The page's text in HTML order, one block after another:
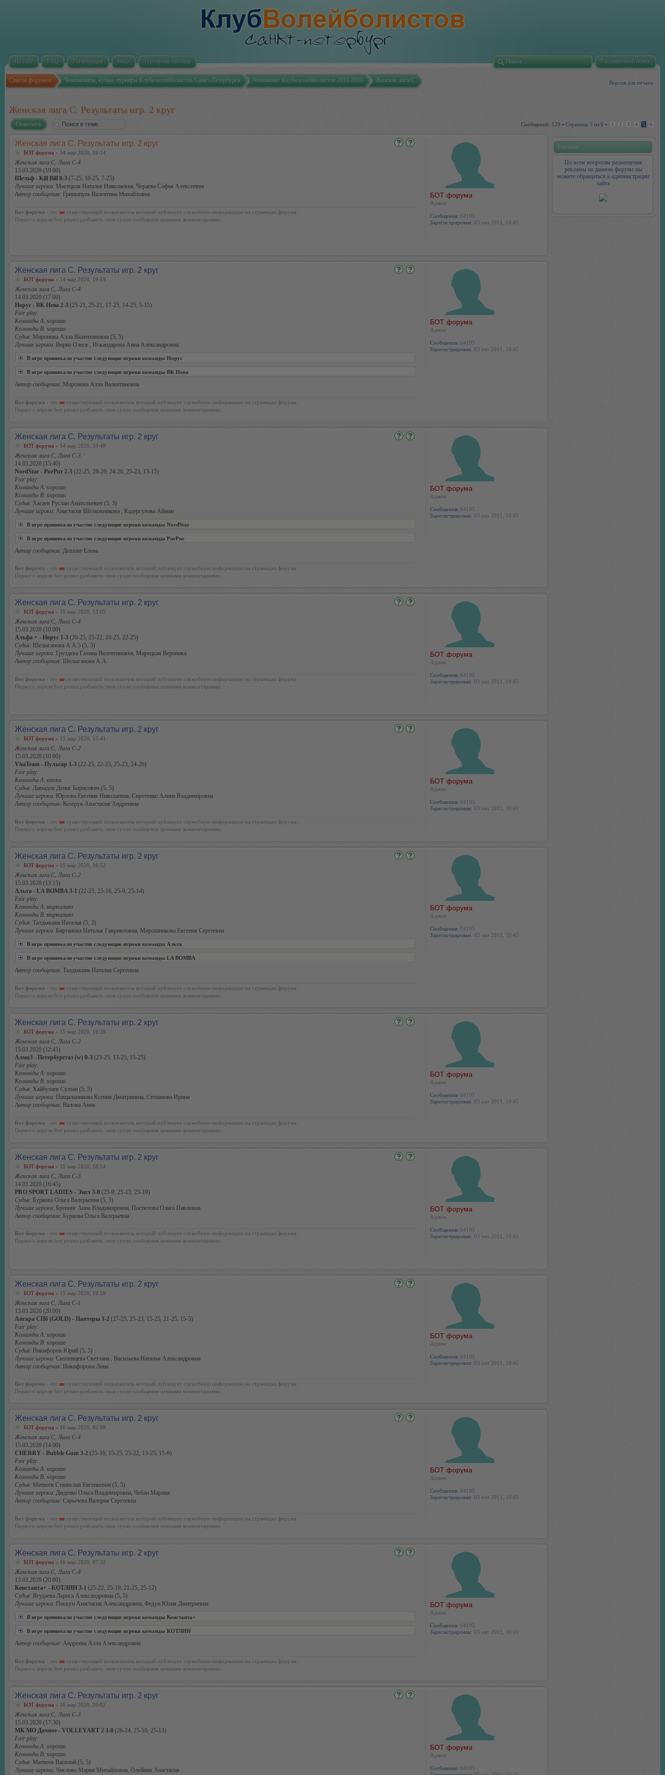
Расширенный поиск
На сайт FAQ Регистрация Вход Турнирная таблица
Версия для печати
Список форумов Чемпионаты, кубки, турниры Клуба волейболистов Санкт-Петербурга Чемпионат Клуба волейболистов 2019-2020 Женская лига С
Женская лига С. Результаты игр. 2 круг
Ответить Сообщений: 129 • Страница 5 из 6 • 1 2 3 4 5 6
Женская лига С. Результаты игр. 2 круг
БОТ форума » 14 мар 2020, 10:14
Женская лига С, Лига С-4
13.03.2020 (19:00)
Шельф - Kill Bill 0-3 (7-25, 10-25, 7-25)
Лучшие игроки: Мисецкая Наталья Николаевна, Чераева Софья Алексеевна
Автор сообщения: Гриншпуль Валентина Михайловна
Бот форума - это не существующий пользователь который публикует служебную информацию на страницах форума.
Первого апреля бот решил разбавить свои сухие сообщения ценными комментариями.
БОТ форума
Админ
Сообщения: 64195
Зарегистрирован: 03 окт 2011, 10:45
Женская лига С. Результаты игр. 2 круг
БОТ форума » 14 мар 2020, 19:19
Женская лига С, Лига С-4
14.03.2020 (17:00)
Норус - ВК Нева 2-3 (25-21, 25-21, 17-25, 14-25, 5-15)
Fair play:
Команды А: хорошо
Команды В: хорошо
Судья: Миронова Алла Валентиновна (5, 5)
Лучшие игроки: Вирко Олеся , Искандарова Анна Александровна
В игре принимали участие следующие игроки команды Норус
В игре принимали участие следующие игроки команды ВК Нева
Автор сообщения: Миронова Алла Валентиновна
Бот форума - это не существующий пользователь который публикует служебную информацию на страницах форума.
Первого апреля бот решил разбавить свои сухие сообщения ценными комментариями.
БОТ форума
Админ
Сообщения: 64195
Зарегистрирован: 03 окт 2011, 10:45
Женская лига С. Результаты игр. 2 круг
БОТ форума » 14 мар 2020, 19:48
Женская лига С, Лига С-3
14.03.2020 (15:40)
NordStar - PurPur 2-3 (22-25, 28-26, 24-26, 25-23, 13-15)
Fair play:
Команды А: хорошо
Команды В: хорошо
Судья: Хасаев Руслан Анатольевич (5, 3)
Лучшие игроки: Анастасия Шелковникова , Кадергулова Айман
В игре принимали участие следующие игроки команды NordStar
В игре принимали участие следующие игроки команды PurPur
Автор сообщения: Дешпит Елена
Бот форума - это не существующий пользователь который публикует служебную информацию на страницах форума.
Первого апреля бот решил разбавить свои сухие сообщения ценными комментариями.
БОТ форума
Админ
Сообщения: 64195
Зарегистрирован: 03 окт 2011, 10:45
Женская лига С. Результаты игр. 2 круг
БОТ форума » 15 мар 2020, 13:05
Женская лига С, Лига С-4
15.03.2020 (10:00)
Альфа + - Норус 1-3 (20-25, 25-22, 10-25, 22-25)
Судья: Шелыганова А.А.5 (5, 5)
Лучшие игроки: Груздева Галина Валентиновна, Мирецкая Вероника
Автор сообщения: Шелыганова А.А.
Бот форума - это не существующий пользователь который публикует служебную информацию на страницах форума.
Первого апреля бот решил разбавить свои сухие сообщения ценными комментариями.
БОТ форума
Админ
Сообщения: 64195
Зарегистрирован: 03 окт 2011, 10:45
Женская лига С. Результаты игр. 2 круг
БОТ форума » 15 мар 2020, 15:41
Женская лига С, Лига С-2
15.03.2020 (10:00)
VitaTeam - Пульсар 1-3 (22-25, 22-25, 25-23, 24-26)
Fair play:
Команды А: плохо
Судья: Давыдов Денис Борисович (5, 5)
Лучшие игроки: Юрлова Евгения Николаевна, Сиротенко Алина Владимировна
Автор сообщения: Козерук Анастасия Андреевна
Бот форума - это не существующий пользователь который публикует служебную информацию на страницах форума.
Первого апреля бот решил разбавить свои сухие сообщения ценными комментариями.
БОТ форума
Админ
Сообщения: 64195
Зарегистрирован: 03 окт 2011, 10:45
Женская лига С. Результаты игр. 2 круг
БОТ форума » 15 мар 2020, 16:52
Женская лига С, Лига С-2
15.03.2020 (13:15)
Альта - LA BOMBA 3-1 (22-25, 25-16, 25-9, 25-14)
Fair play:
Команды А: нормально
Команды В: нормально
Судья: Талдыкина Наталья (5, 3)
Лучшие игроки: Биртанова Наталья Гаврииловна, Мирошникова Евгения Сергеевна
В игре принимали участие следующие игроки команды Альта
В игре принимали участие следующие игроки команды LA BOMBA
Автор сообщения: Талдыкина Наталья Сергеевна
Бот форума - это не существующий пользователь который публикует служебную информацию на страницах форума.
Первого апреля бот решил разбавить свои сухие сообщения ценными комментариями.
БОТ форума
Админ
Сообщения: 64195
Зарегистрирован: 03 окт 2011, 10:45
Женская лига С. Результаты игр. 2 круг
БОТ форума » 15 мар 2020, 18:28
Женская лига С, Лига С-2
15.03.2020 (12:45)
АлмаЗ - Петербурггаз (w) 0-3 (23-25, 13-25, 15-25)
Fair play:
Команды А: хорошо
Команды В: хорошо
Судья: Хайбулаев Султан (5, 5)
Лучшие игроки: Пищальникова Ксения Дмитриевна, Степанова Ирина
Автор сообщения: Валова Анна
Бот форума - это не существующий пользователь который публикует служебную информацию на страницах форума.
Первого апреля бот решил разбавить свои сухие сообщения ценными комментариями.
БОТ форума
Админ
Сообщения: 64195
Зарегистрирован: 03 окт 2011, 10:45
Женская лига С. Результаты игр. 2 круг
БОТ форума » 15 мар 2020, 18:54
Женская лига С, Лига С-3
14.03.2020 (16:45)
PRO SPORT LADIES - Энгл 3-0 (25-9, 25-13, 25-19)
Судья: Буркова Ольга Валерьевна (5, 5)
Лучшие игроки: Бренинг Анна Владимировна, Поспелова Ольга Павловна
Автор сообщения: Буркова Ольга Валерьевна
Бот форума - это не существующий пользователь который публикует служебную информацию на страницах форума.
Первого апреля бот решил разбавить свои сухие сообщения ценными комментариями.
БОТ форума
Админ
Сообщения: 64195
Зарегистрирован: 03 окт 2011, 10:45
Женская лига С. Результаты игр. 2 круг
БОТ форума » 15 мар 2020, 19:59
Женская лига С, Лига С-1
13.03.2020 (20:00)
Ангара СПб (GOLD) - Пантеры 3-2 (27-25, 25-23, 15-25, 21-25, 15-5)
Fair play:
Команды А: хорошо
Команды В: хорошо
Судья: Никифоров Юрий (5, 5)
Лучшие игроки: Скопинцева Светлана , Васильева Наталья Александровна
Автор сообщения: Никифорова Лина
Бот форума - это не существующий пользователь который публикует служебную информацию на страницах форума.
Первого апреля бот решил разбавить свои сухие сообщения ценными комментариями.
БОТ форума
Админ
Сообщения: 64195
Зарегистрирован: 03 окт 2011, 10:45
Женская лига С. Результаты игр. 2 круг
БОТ форума » 16 мар 2020, 02:08
Женская лига С, Лига С-4
15.03.2020 (14:00)
CHERRY - Bubble Gum 3-2 (25-16, 15-25, 25-22, 13-25, 15-6)
Fair play:
Команды А: хорошо
Команды В: хорошо
Судья: Матвеев Станислав Евгеньевич (5, 5)
Лучшие игроки: Диденко Ольга Владимировна, Чебан Марина
Автор сообщения: Сарычева Валерия Сергеевна
Бот форума - это не существующий пользователь который публикует служебную информацию на страницах форума.
Первого апреля бот решил разбавить свои сухие сообщения ценными комментариями.
БОТ форума
Админ
Сообщения: 64195
Зарегистрирован: 03 окт 2011, 10:45
Женская лига С. Результаты игр. 2 круг
БОТ форума » 16 мар 2020, 07:32
Женская лига С, Лига С-4
13.03.2020 (20:00)
Константа+ - КОТЛИН 3-1 (25-22, 25-19, 21-25, 25-12)
Судья: Ягудаева Лариса Александровна (5, 5)
Лучшие игроки: Пискун Анастасия Александровна, Федун Юлия Дмитриевна
В игре принимали участие следующие игроки команды Константа+
В игре принимали участие следующие игроки команды КОТЛИН
Автор сообщения: Андреева Алла Александровна
Бот форума - это не существующий пользователь который публикует служебную информацию на страницах форума.
Первого апреля бот решил разбавить свои сухие сообщения ценными комментариями.
БОТ форума
Админ
Сообщения: 64195
Зарегистрирован: 03 окт 2011, 10:45
Женская лига С. Результаты игр. 2 круг
БОТ форума » 16 мар 2020, 20:02
Женская лига С, Лига С-3
15.03.2020 (17:30)
МК МО Дачное - VOLLEYART 2 3-0 (26-24, 25-10, 25-13)
Fair play:
Команды А: хорошо
Команды В: хорошо
Судья: Матвеев Василий (5, 5)
Лучшие игроки: Числова Мария Михайловна, Олейник Анастасия
БОТ форума
Админ
Сообщения: 64195
Реклама
По всем вопросам размещения
рекламы на данном форуме вы
можете обращаться к администрации
сайта